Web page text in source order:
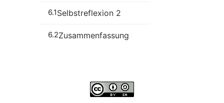
6.1Selbstreflexion 2
6.2Zusammenfassung